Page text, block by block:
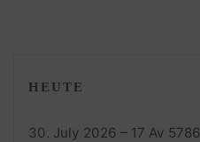
HEUTE
30. July 2026 – 17 Av 5786